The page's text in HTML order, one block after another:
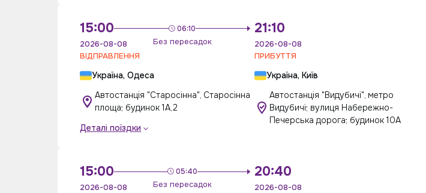
15:00 06:10
Без пересадок
2026-08-08
ВІДПРАВЛЕННЯ
Україна, Одеса
Автостанція "Старосінна", Старосінна
площа; будинок 1А,2
Деталі поїздки
21:10
2026-08-08
ПРИБУТТЯ
Україна, Київ
Автостанція "Видубичі", метро
Видубичі; вулиця Набережно-
Печерська дорога; будинок 10А
15:00 05:40
Без пересадок
2026-08-08
20:40
2026-08-08